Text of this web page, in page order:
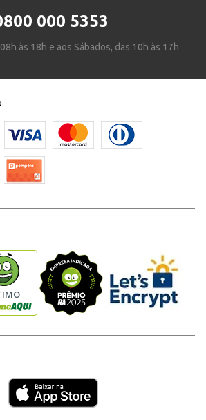
000 5353
às 18h e aos Sábados, das 10h às 17h